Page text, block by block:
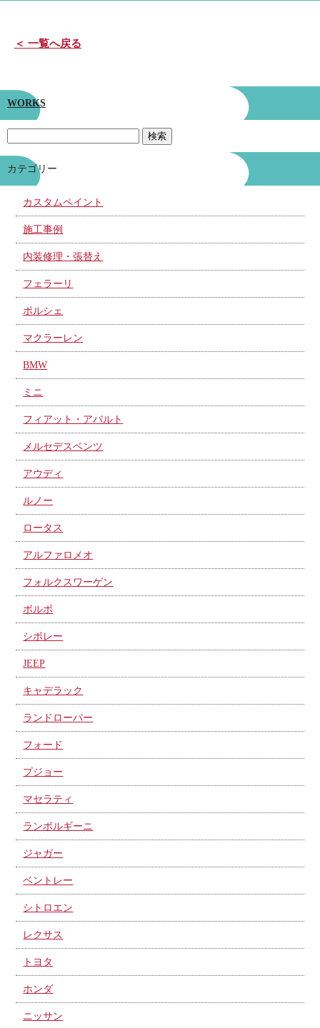
＜ 一覧へ戻る
WORKS
カテゴリー
カスタムペイント
施工事例
内装修理・張替え
フェラーリ
ポルシェ
マクラーレン
BMW
ミニ
フィアット・アバルト
メルセデスベンツ
アウディ
ルノー
ロータス
アルファロメオ
フォルクスワーゲン
ボルボ
シボレー
JEEP
キャデラック
ランドローバー
フォード
プジョー
マセラティ
ランボルギーニ
ジャガー
ベントレー
シトロエン
レクサス
トヨタ
ホンダ
ニッサン